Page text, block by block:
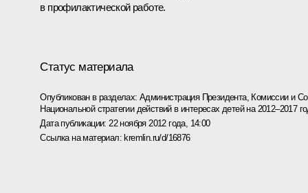
в профилактической работе.
Статус материала
Опубликован в разделах: Администрация Президента, Комиссии и
Национальной стратегии действий в интересах детей на 2012–2017
Дата публикации: 22 ноября 2012 года, 14:00
Ссылка на материал: kremlin.ru/d/16876